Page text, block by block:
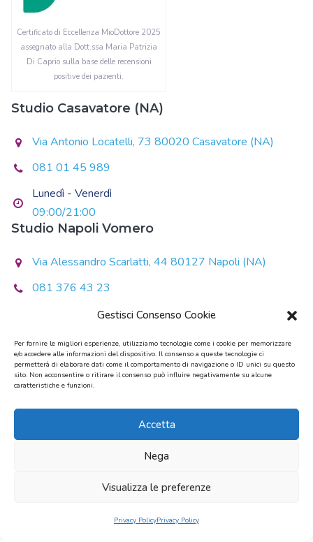
Gestisci Consenso Cookie
Per fornire le migliori esperienze, utilizziamo tecnologie come i cookie per memorizzare
e/o accedere alle informazioni del dispositivo. Il consenso a queste tecnologie ci
permetterà di elaborare dati come il comportamento di navigazione o ID unici su questo
sito. Non acconsentire o ritirare il consenso può influire negativamente su alcune
caratteristiche e funzioni.
Accetta
Nega
Visualizza le preferenze
Privacy PolicyPrivacy Policy
Certificato di Eccellenza MioDottore 2025
assegnato alla Dott.ssa Maria Patrizia
Di Caprio sulla base delle recensioni
positive dei pazienti.
Studio Casavatore (NA)
Via Antonio Locatelli, 73 80020 Casavatore (NA)
081 01 45 989
Lunedì - Venerdì
09:00/21:00
Studio Napoli Vomero
Via Alessandro Scarlatti, 44 80127 Napoli (NA)
081 376 43 23
Lunedì - Giovedì
Martedì - Mercoledì - Venerdì
10:00/13:00 - 14:00/19:00
Caprio. Via Scarlatti 44 80127 Napoli P.Iva 06649601215.